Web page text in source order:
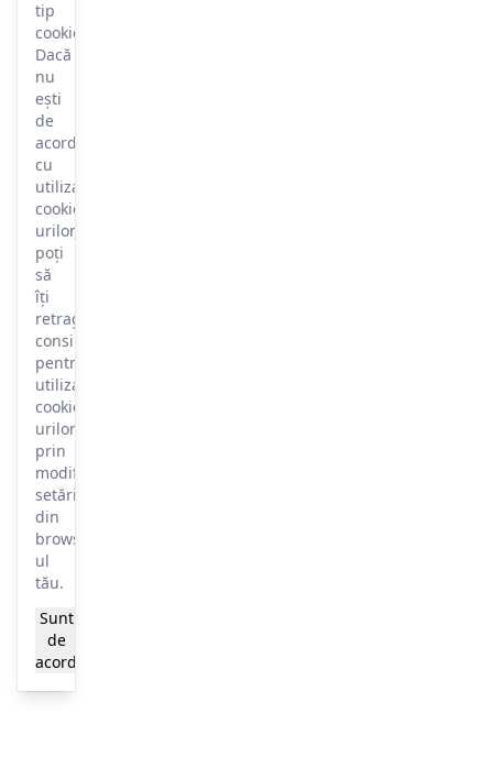
tip
cookie.
Dacă
nu
ești
de
acord
cu
utilizarea
cookie-
urilor,
poți
să
îți
retragi
consimțământul
pentru
utilizarea
cookie-
urilor
prin
modificarea
setărilor
din
browser-
ul
tău.
Sunt
de
acord